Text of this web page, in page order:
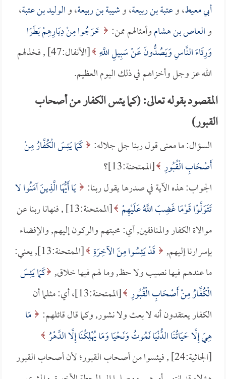
أبي معيط، وعتبة بن ربيعة، وشيبة بن ربيعة، والوليد بن عتبة،
والعاص بن هشاموأمثالهم ممن:
خَرَجُوا مِنْ دِيَارِهِمْ بَطَرًا
وَرِئَاءَ النَّاسِ وَيَصُدُّونَ عَنْ سَبِيلِ اللَّهِ
[الأنفال:47] , فخذلهم
الله عز وجل وأخزاهم في ذلك اليوم العظيم.
المقصود بقوله تعالى: (كما يئس الكفار من أصحاب
القبور)
السؤال: ما معنى قول ربنا جل جلاله: كَمَا يَئِسَ الْكُفَّارُ مِنْ
أَصْحَابِ الْقُبُورِ [الممتحنة:13]؟
الجواب: هذه الآية في صدرها يقول ربنا: يَا أَيُّهَا الَّذِينَ آمَنُوا لا
تَتَوَلَّوْا قَوْمًا غَضِبَ اللَّهُ عَلَيْهِمْ
[الممتحنة:13] , فنهانا ربنا عن
موالاة الكفار والمنافقين, أي: محبتهم والركون إليهم, والإفضاء
بإسرارنا إليهم, قَدْ يَئِسُوا مِنَ الآخِرَةِ
[الممتحنة:13], يعني:
ما عندهم فيها نصيب ولا حظ, وما لهم فيها خلاق, كَمَا يَئِسَ
الْكُفَّارُ مِنْ أَصْحَابِ الْقُبُورِ
[الممتحنة:13]، أي: مثلما أن
الكفار يعتقدون أنه لا بعث ولا نشور, وكما قال قائلهم: مَا
هِيَ إِلَّا حَيَاتُنَا الدُّنْيَا نَمُوتُ وَنَحْيَا وَمَا يُهْلِكُنَا إِلَّا الدَّهْرُ
[الجاثية:24] , فيئسوا من أصحاب القبور؛ لأن أصحاب القبور